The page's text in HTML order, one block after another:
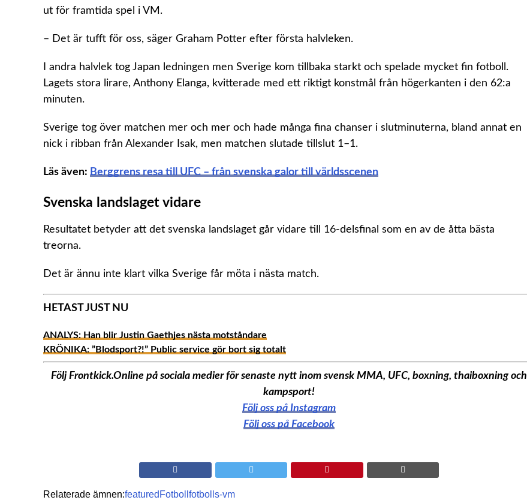
ut för framtida spel i VM.
– Det är tufft för oss, säger Graham Potter efter första halvleken.
I andra halvlek tog Japan ledningen men Sverige kom tillbaka starkt och spelade mycket fin fotboll.
Lagets stora lirare, Anthony Elanga, kvitterade med ett riktigt konstmål från högerkanten i den 62:a
minuten.
Sverige tog över matchen mer och mer och hade många fina chanser i slutminuterna, bland annat en
nick i ribban från Alexander Isak, men matchen slutade tillslut 1–1.
Läs även: Berggrens resa till UFC – från svenska galor till världsscenen
Svenska landslaget vidare
Resultatet betyder att det svenska landslaget går vidare till 16-delsfinal som en av de åtta bästa
treorna.
Det är ännu inte klart vilka Sverige får möta i nästa match.
HETAST JUST NU
ANALYS: Han blir Justin Gaethjes nästa motståndare
KRÖNIKA: ”Blodsport?!” Public service gör bort sig totalt
Följ Frontkick.Online på sociala medier för senaste nytt inom svensk MMA, UFC, boxning, thaiboxning och
kampsport!
Följ oss på Instagram
Följ oss på Facebook
Relaterade ämnen:featured Fotboll fotbolls-vm